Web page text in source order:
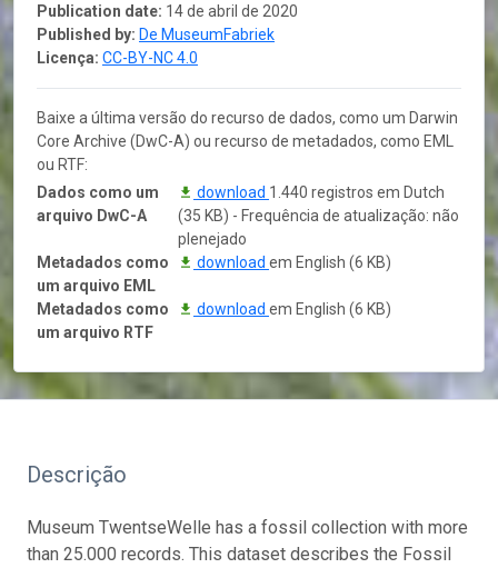
Publication date: 14 de abril de 2020
Published by: De MuseumFabriek
Licença: CC-BY-NC 4.0
Baixe a última versão do recurso de dados, como um Darwin
Core Archive (DwC-A) ou recurso de metadados, como EML
ou RTF:
Dados como um
arquivo DwC-A
download 1.440 registros em Dutch
(35 KB) - Frequência de atualização: não
plenejado
Metadados como
um arquivo EML
download em English (6 KB)
Metadados como
um arquivo RTF
download em English (6 KB)
Descrição
Museum TwentseWelle has a fossil collection with more
than 25.000 records. This dataset describes the Fossil